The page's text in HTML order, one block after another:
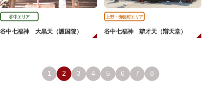
谷中エリア
谷中七福神 大黒天（護国院）
上野・御徒町エリア
谷中七福神 辯才天（辯天堂）
1 2 3 4 5 6 7 8